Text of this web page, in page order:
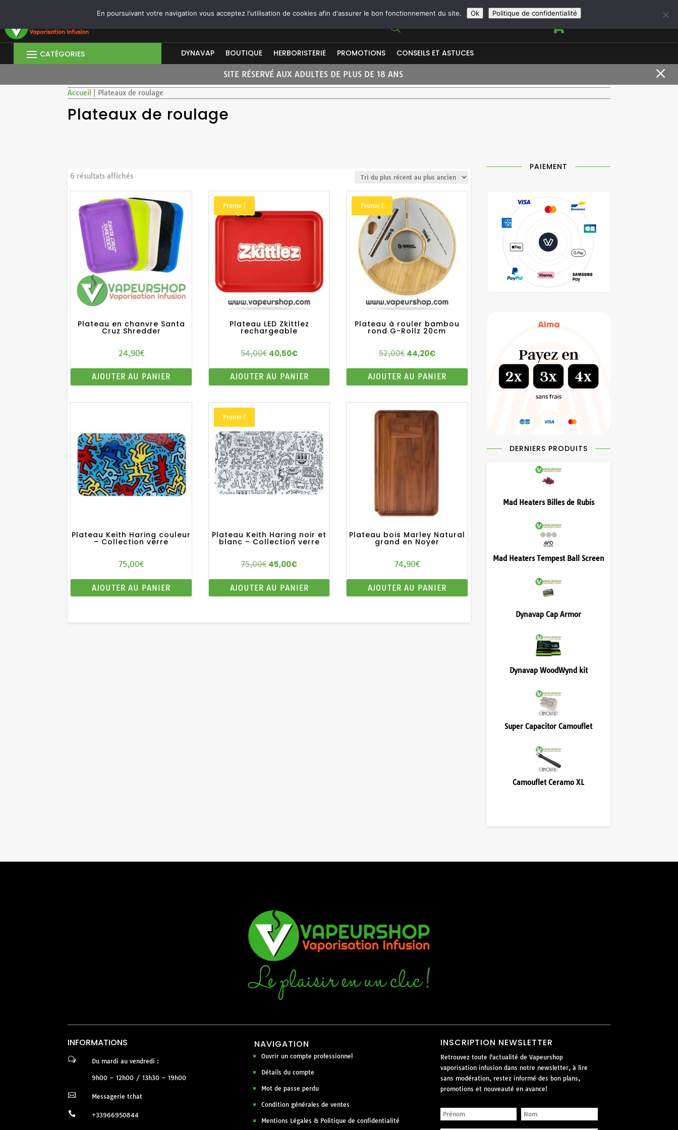
+33966950844

DYNAVAP BOUTIQUE HERBORISTERIE PROMOTIONS CONSEILS ET ASTUCES
SITE RÉSERVÉ AUX ADULTES DE PLUS DE 18 ANS M
Accueil Plateaux de roulage
Plateaux de roulage
6 résultats affichésTrié
plus
récent
au
plus
ancien
Plateau en chanvre Santa
Cruz Shredder
24,90€
AJOUTER AU PANIER
Promo !
Plateau LED Zkittlez
rechargeable
54,00€ Le
initial
40,50€Le
actuel
AJOUTER AU PANIER
Promo !
Plateau à rouler bambou
rond G-Rollz 20cm
52,00€ Le
initial
44,20€Le
actuel
AJOUTER AU PANIER
Plateau Keith Haring couleur
– Collection verre
75,00€
AJOUTER AU PANIER
Promo !
Plateau Keith Haring noir et
blanc – Collection verre
75,00€ Le
initial
45,00€Le
actuel
AJOUTER AU PANIER
Plateau bois Marley Natural
grand en Noyer
74,90€
AJOUTER AU PANIER
PAIEMENT
DERNIERS PRODUITS
Mad Heaters Billes de Rubis
Mad Heaters Tempest Ball Screen
Dynavap Cap Armor
Dynavap WoodWynd kit
Super Capacitor Camouflet
Camouflet Ceramo XL
INFORMATIONS
w Du mardi au vendredi :
9h00 – 12h00 / 13h30 – 19h00
 Messagerie tchat
 +33966950844
NAVIGATION
Ouvrir un compte professionnel
Détails du compte
Mot de passe perdu
Condition générales de ventes
Mentions Légales & Politique de confidentialité
INSCRIPTION NEWSLETTER
Retrouvez toute l'actualité de Vapeurshop
vaporisation infusion dans notre newsletter, à lire
sans modération, restez informé des bon plans,
promotions et nouveauté en avance!
En poursuivant votre navigation vous acceptez l'utilisation de cookies afin d'assurer le bon fonctionnement du site. Ok Politique de confidentialité